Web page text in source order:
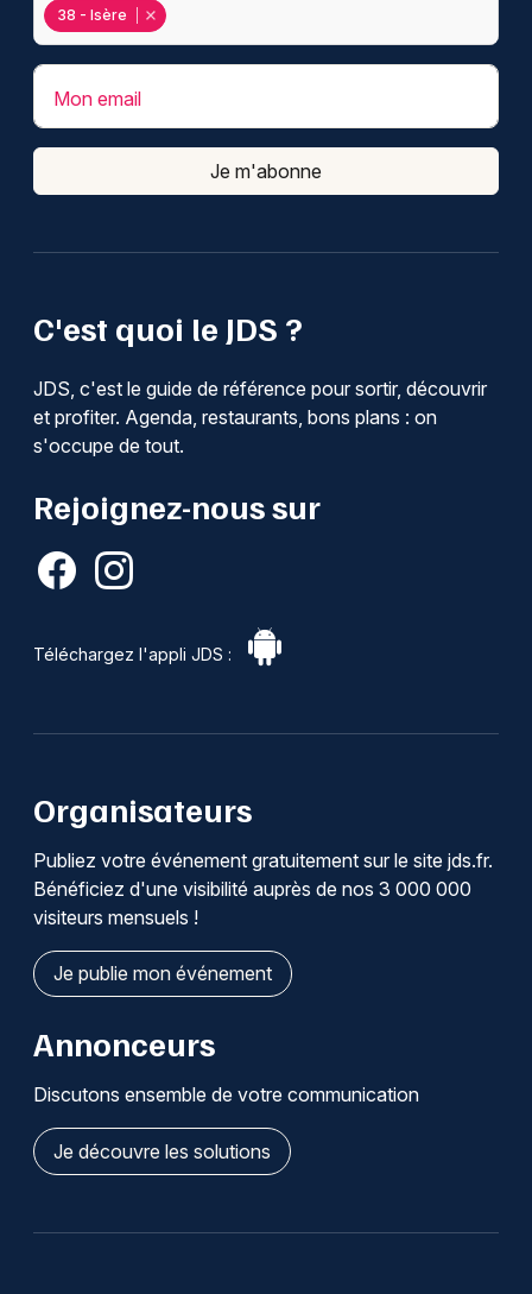
C'est quoi le JDS ?
JDS, c'est le guide de référence pour sortir, découvrir
et profiter. Agenda, restaurants, bons plans : on
s'occupe de tout.
Rejoignez-nous sur
Téléchargez l'appli JDS :
38 - Isère
Mon email
Je m'abonne
Organisateurs
Publiez votre événement gratuitement sur le site jds.fr.
Bénéficiez d'une visibilité auprès de nos 3 000 000
visiteurs mensuels !
Je publie mon événement
Annonceurs
Discutons ensemble de votre communication
Je découvre les solutions